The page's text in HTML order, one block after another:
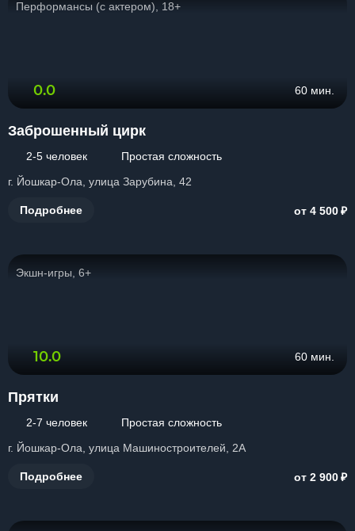
Перформансы (с актером), 18+
0.0 60 мин.
Заброшенный цирк
2-5 человек
Простая сложность
г. Йошкар-Ола, улица Зарубина, 42
Подробнее от 4 500₽
Экшн-игры, 6+
10.0 60 мин.
Прятки
2-7 человек
Простая сложность
г. Йошкар-Ола, улица Машиностроителей, 2А
Подробнее от 2 900₽